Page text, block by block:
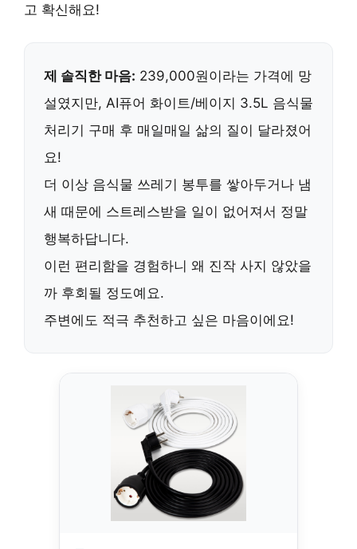
고 확신해요!
제 솔직한 마음: 239,000원이라는 가격에 망
설였지만, AI퓨어 화이트/베이지 3.5L 음식물
처리기 구매 후 매일매일 삶의 질이 달라졌어
요!
더 이상 음식물 쓰레기 봉투를 쌓아두거나 냄
새 때문에 스트레스받을 일이 없어져서 정말
행복하답니다.
이런 편리함을 경험하니 왜 진작 사지 않았을
까 후회될 정도예요.
주변에도 적극 추천하고 싶은 마음이에요!